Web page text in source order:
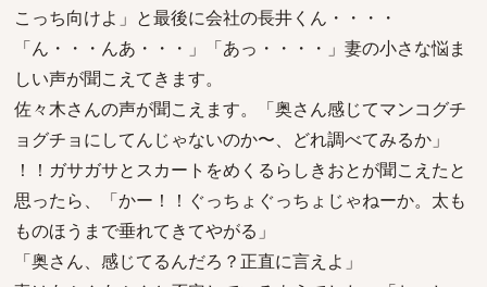
こっち向けよ」と最後に会社の長井くん・・・・
「ん・・・んあ・・・」「あっ・・・・」妻の小さな悩ま
しい声が聞こえてきます。
佐々木さんの声が聞こえます。「奥さん感じてマンコグチ
ョグチョにしてんじゃないのか〜、どれ調べてみるか」
！！ガサガサとスカートをめくるらしきおとが聞こえたと
思ったら、「かー！！ぐっちょぐっちょじゃねーか。太も
ものほうまで垂れてきてやがる」
「奥さん、感じてるんだろ？正直に言えよ」